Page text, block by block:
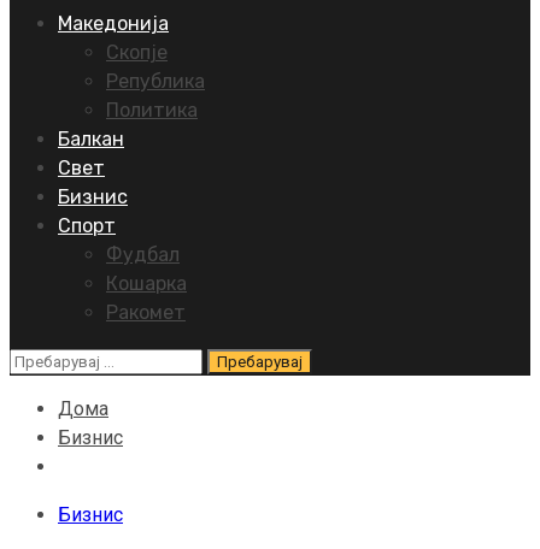
Македонија
Скопје
Република
Политика
Балкан
Свет
Бизнис
Спорт
Фудбал
Кошарка
Ракомет
Пребарувај
Дома
Бизнис
Бизнис